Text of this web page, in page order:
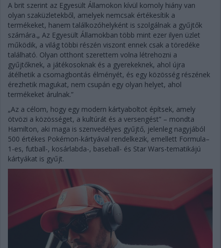
A brit szerint az Egyesült Államokon kívül komoly hiány van
olyan szaküzletekből, amelyek nemcsak értékesítik a
termékeket, hanem találkozóhelyként is szolgálnak a gyűjtők
számára.„ Az Egyesült Államokban több mint ezer ilyen üzlet
működik, a világ többi részén viszont ennek csak a töredéke
található. Olyan otthont szerettem volna létrehozni a
gyűjtőknek, a játékosoknak és a gyerekeknek, ahol újra
átélhetik a csomagbontás élményét, és egy közösség részének
érezhetik magukat, nem csupán egy olyan helyet, ahol
termékeket árulnak.”
„Az a célom, hogy egy modern kártyaboltot építsek, amely
ötvözi a közösséget, a kultúrát és a versengést” – mondta
Hamilton, aki maga is szenvedélyes gyűjtő, jelenleg nagyjából
500 értékes Pokémon-kártyával rendelkezik, emellett Formula–
1-es, futball-, kosárlabda-, baseball- és Star Wars-tematikájú
kártyákat is gyűjt.